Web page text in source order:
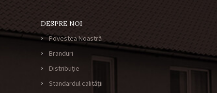
DESPRE NOI
Povestea Noastră
Branduri
Distribuție
Standardul calității